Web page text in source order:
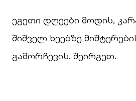
ეგეთი დღეები მოდის,
შიშველ ხეებზე
გამორჩევის. შეირგეთ.